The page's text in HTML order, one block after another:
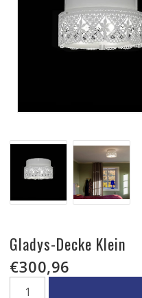
Gladys-Decke Klein
€300,96